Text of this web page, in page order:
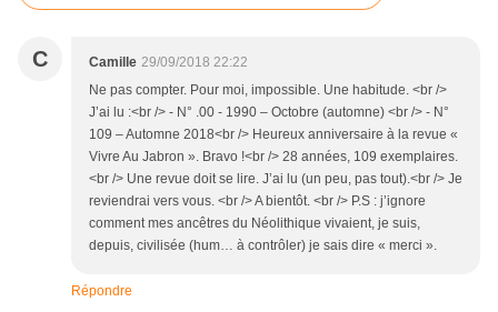
C Camille 29/09/2018 22:22
Ne pas compter. Pour moi, impossible. Une habitude. <br />
J’ai lu :<br /> - N° .00 - 1990 – Octobre (automne) <br /> - N°
109 – Automne 2018<br /> Heureux anniversaire à la revue «
Vivre Au Jabron ». Bravo !<br /> 28 années, 109 exemplaires.
<br /> Une revue doit se lire. J’ai lu (un peu, pas tout).<br /> Je
reviendrai vers vous. <br /> A bientôt. <br /> P.S : j’ignore
comment mes ancêtres du Néolithique vivaient, je suis,
depuis, civilisée (hum… à contrôler) je sais dire « merci ».
Répondre